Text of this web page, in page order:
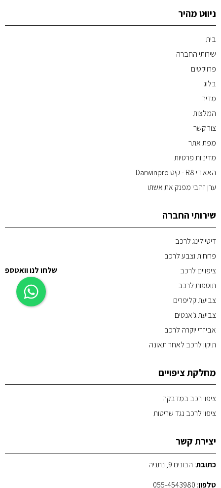
שלחו לנו וואטספ
ניווט מהיר
בית
שירותי החברה
פרויקטים
בלוג
מדיה
המלצות
צור קשר
מפת אתר
מדיניות פרטיות
האאודי R8 - קיט Darwinpro
ערן זהבי מפנק את אשתו
שירותי החברה
דיטיילינג לרכב
פחחות וצבע לרכב
ציפויים לרכב
תוספות לרכב
צביעת קליפרים
צביעת ג'אנטים
אביזרי יוקרה לרכב
תיקון לרכב לאחר תאונה
מחלקת ציפויים
ציפוי רכב במדבקה
ציפוי לרכב נגד שריטות
יצירת קשר
כתובת: הבונים 9, נתניה
טלפון:
055-4543980